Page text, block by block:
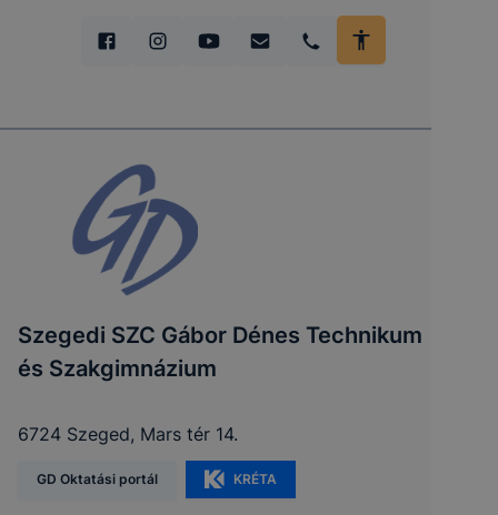
Szegedi SZC Gábor Dénes Technikum
és Szakgimnázium
6724 Szeged, Mars tér 14.
GD Oktatási portál KRÉTA